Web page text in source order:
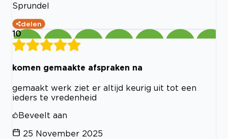
Sprundel
delen
10
komen gemaakte afspraken na
gemaakt werk ziet er altijd keurig uit tot een
ieders te vredenheid
Beveelt aan
25 November 2025